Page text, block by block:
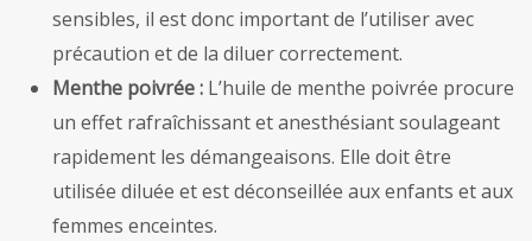
sensibles, il est donc important de l’utiliser avec
précaution et de la diluer correctement.
Menthe poivrée : L’huile de menthe poivrée procure
un effet rafraîchissant et anesthésiant soulageant
rapidement les démangeaisons. Elle doit être
utilisée diluée et est déconseillée aux enfants et aux
femmes enceintes.